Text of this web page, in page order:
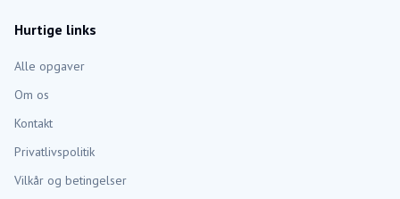
Hurtige links
Alle opgaver
Om os
Kontakt
Privatlivspolitik
Vilkår og betingelser